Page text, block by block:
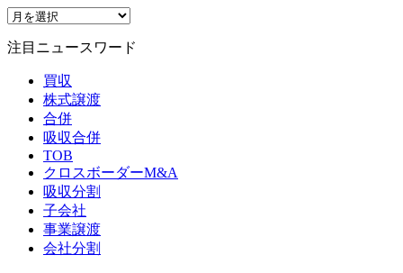
注目ニュースワード
買収
株式譲渡
合併
吸収合併
TOB
クロスボーダーM&A
吸収分割
子会社
事業譲渡
会社分割